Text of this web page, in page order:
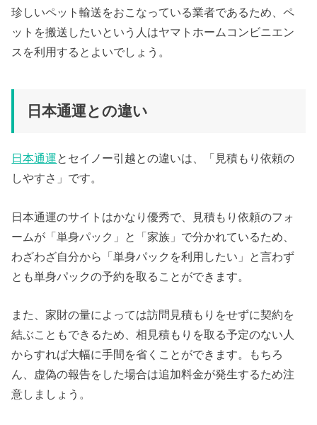
珍しいペット輸送をおこなっている業者であるため、ペ
ットを搬送したいという人はヤマトホームコンビニエン
スを利用するとよいでしょう。
日本通運との違い
日本通運とセイノー引越との違いは、「見積もり依頼の
しやすさ」です。
日本通運のサイトはかなり優秀で、見積もり依頼のフォ
ームが「単身パック」と「家族」で分かれているため、
わざわざ自分から「単身パックを利用したい」と言わず
とも単身パックの予約を取ることができます。
また、家財の量によっては訪問見積もりをせずに契約を
結ぶこともできるため、相見積もりを取る予定のない人
からすれば大幅に手間を省くことができます。もちろ
ん、虚偽の報告をした場合は追加料金が発生するため注
意しましょう。